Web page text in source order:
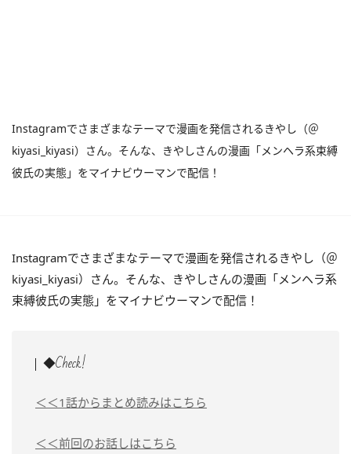
Instagramでさまざまなテーマで漫画を発信されるきやし（＠
kiyasi_kiyasi）さん。そんな、きやしさんの漫画「メンヘラ系束縛
彼氏の実態」をマイナビウーマンで配信！
Instagramでさまざまなテーマで漫画を発信されるきやし（＠
kiyasi_kiyasi）さん。そんな、きやしさんの漫画「メンヘラ系
束縛彼氏の実態」をマイナビウーマンで配信！
◆Check!
＜＜1話からまとめ読みはこちら
＜＜前回のお話しはこちら